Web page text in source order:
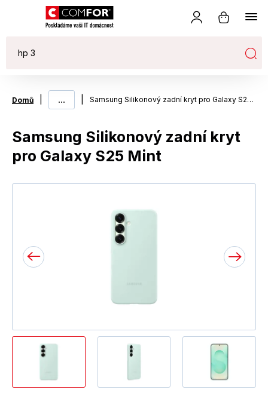
Domů ... Samsung Silikonový zadní kryt pro Galaxy S25 Mint
Samsung Silikonový zadní kryt
pro Galaxy S25 Mint